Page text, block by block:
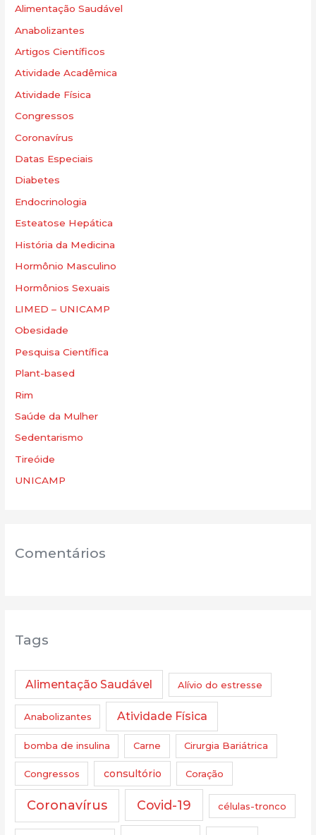
Alimentação Saudável
Anabolizantes
Artigos Científicos
Atividade Acadêmica
Atividade Física
Congressos
Coronavírus
Datas Especiais
Diabetes
Endocrinologia
Esteatose Hepática
História da Medicina
Hormônio Masculino
Hormônios Sexuais
LIMED – UNICAMP
Obesidade
Pesquisa Científica
Plant-based
Rim
Saúde da Mulher
Sedentarismo
Tireóide
UNICAMP
Comentários
Tags
Alimentação Saudável Alívio do estresse
Anabolizantes Atividade Física
bomba de insulina Carne Cirurgia Bariátrica
Congressos consultório Coração
Coronavírus Covid-19 células-tronco